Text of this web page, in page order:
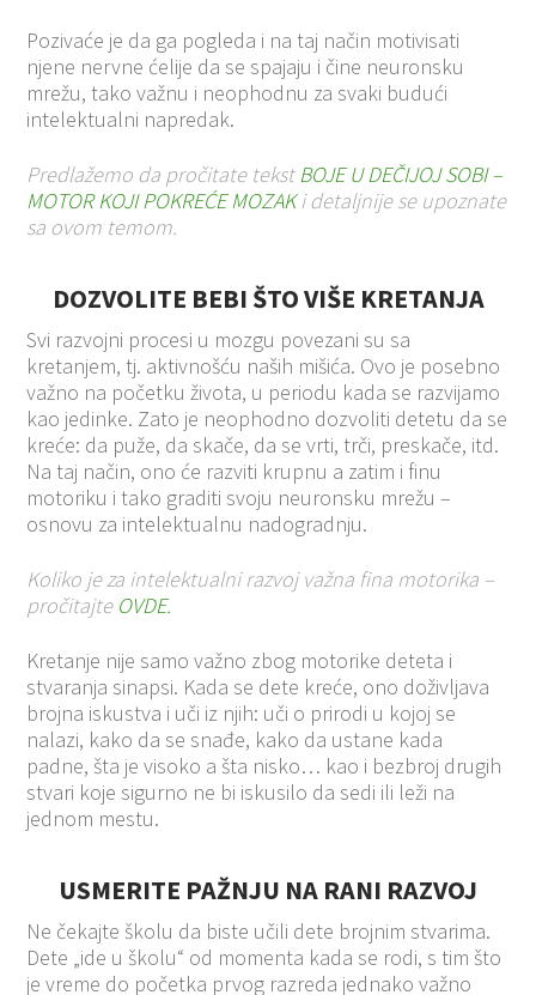
Pozivaće je da ga pogleda i na taj način motivisati
njene nervne ćelije da se spajaju i čine neuronsku
mrežu, tako važnu i neophodnu za svaki budući
intelektualni napredak.
Predlažemo da pročitate tekstBOJE U DEČIJOJ SOBI –
MOTOR KOJI POKREĆE MOZAKi detaljnije se upoznate
sa ovom temom.
DOZVOLITE BEBI ŠTO VIŠE KRETANJA
Svi razvojni procesi u mozgu povezani su sa
kretanjem, tj. aktivnošću naših mišića. Ovo je posebno
važno na početku života, u periodu kada se razvijamo
kao jedinke. Zato je neophodno dozvoliti detetu da se
kreće: da puže, da skače, da se vrti, trči, preskače, itd.
Na taj način, ono će razviti krupnu a zatim i finu
motoriku i tako graditi svoju neuronsku mrežu –
osnovu za intelektualnu nadogradnju.
Koliko je za intelektualni razvoj važna fina motorika –
pročitajte OVDE.
Kretanje nije samo važno zbog motorike deteta i
stvaranja sinapsi. Kada se dete kreće, ono doživljava
brojna iskustva i uči iz njih: uči o prirodi u kojoj se
nalazi, kako da se snađe, kako da ustane kada
padne, šta je visoko a šta nisko… kao i bezbroj drugih
stvari koje sigurno ne bi iskusilo da sedi ili leži na
jednom mestu.
USMERITE PAŽNJU NA RANI RAZVOJ
Ne čekajte školu da biste učili dete brojnim stvarima.
Dete „ide u školu“ od momenta kada se rodi, s tim što
je vreme do početka prvog razreda jednako važno